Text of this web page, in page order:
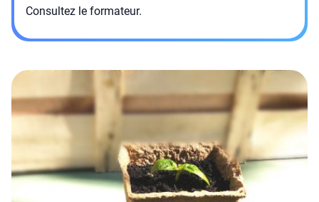
Consultez le formateur.